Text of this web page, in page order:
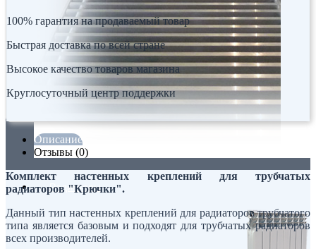
Радиаторы
100% гарантия на продаваемый товар
Быстрая доставка по всей стране
Высокое качество товаров магазина
Круглосуточный центр поддержки
Описание
Отзывы (0)
Комплект настенных креплений для трубчатых
радиаторов "Крючки".
Данный тип настенных креплений для радиаторов трубчатого
типа является базовым и подходят для трубчатых радиаторов
всех производителей.